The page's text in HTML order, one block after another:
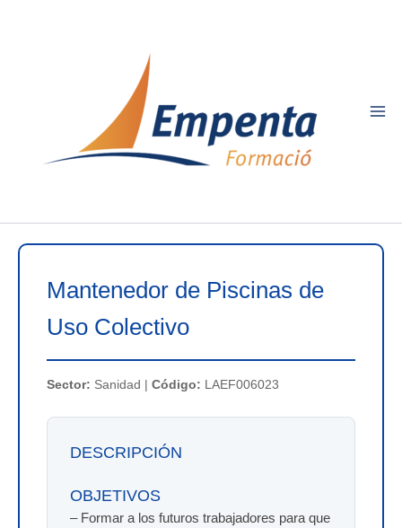
Mantenedor de Piscinas de
Uso Colectivo
Sector: Sanidad | Código: LAEF006023
DESCRIPCIÓN
OBJETIVOS
– Formar a los futuros trabajadores para que